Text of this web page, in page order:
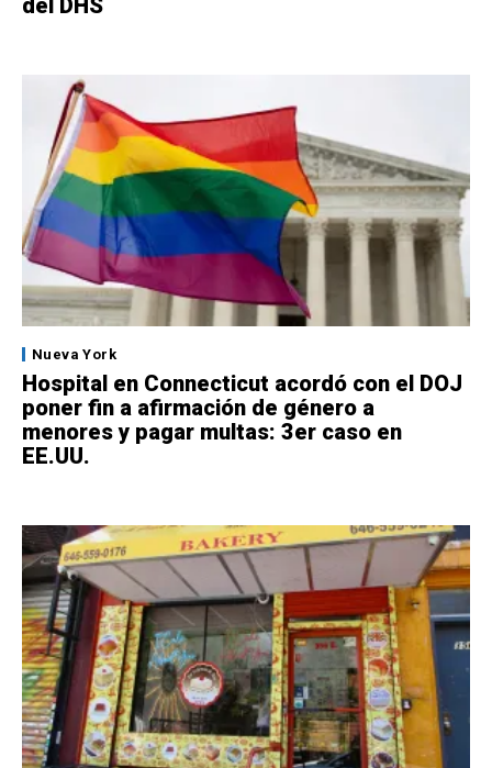
del DHS
Nueva York
Hospital en Connecticut acordó con el DOJ
poner fin a afirmación de género a
menores y pagar multas: 3er caso en
EE.UU.